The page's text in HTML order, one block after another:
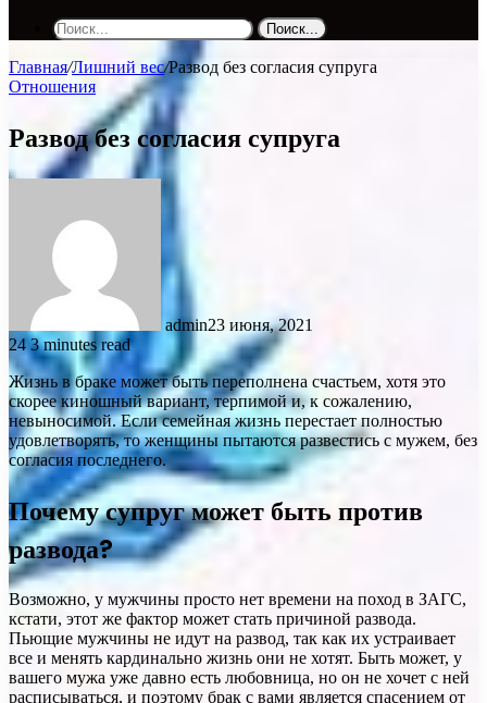
Поиск...
Главная/Лишний вес/Развод без согласия супруга
Отношения
Развод без согласия супруга
admin23 июня, 2021
243 minutes read
Жизнь в браке может быть переполнена счастьем, хотя это
скорее киношный вариант, терпимой и, к сожалению,
невыносимой. Если семейная жизнь перестает полностью
удовлетворять, то женщины пытаются развестись с мужем, без
согласия последнего.
Почему супруг может быть против
развода?
Возможно, у мужчины просто нет времени на поход в ЗАГС,
кстати, этот же фактор может стать причиной развода.
Пьющие мужчины не идут на развод, так как их устраивает
все и менять кардинально жизнь они не хотят. Быть может, у
вашего мужа уже давно есть любовница, но он не хочет с ней
расписываться, и поэтому брак с вами является спасением от